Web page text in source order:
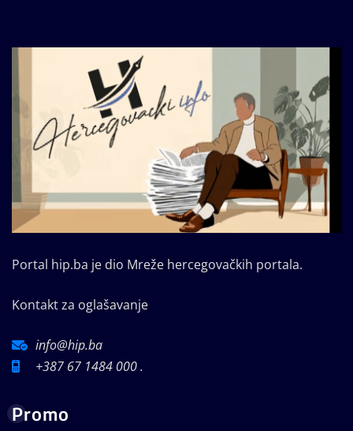
Portal hip.ba je dio Mreže hercegovačkih portala.
Kontakt za oglašavanje
info@hip.ba
+387 67 1484 000 .
Promo